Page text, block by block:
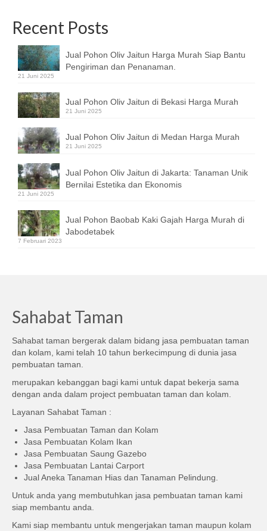
Recent Posts
Jual Pohon Oliv Jaitun Harga Murah Siap Bantu
Pengiriman dan Penanaman.
21 Juni 2025
Jual Pohon Oliv Jaitun di Bekasi Harga Murah
21 Juni 2025
Jual Pohon Oliv Jaitun di Medan Harga Murah
21 Juni 2025
Jual Pohon Oliv Jaitun di Jakarta: Tanaman Unik
Bernilai Estetika dan Ekonomis
21 Juni 2025
Jual Pohon Baobab Kaki Gajah Harga Murah di
Jabodetabek
7 Februari 2023
Sahabat Taman
Sahabat taman bergerak dalam bidang jasa pembuatan taman
dan kolam, kami telah 10 tahun berkecimpung di dunia jasa
pembuatan taman.
merupakan kebanggan bagi kami untuk dapat bekerja sama
dengan anda dalam project pembuatan taman dan kolam.
Layanan Sahabat Taman :
Jasa Pembuatan Taman dan Kolam
Jasa Pembuatan Kolam Ikan
Jasa Pembuatan Saung Gazebo
Jasa Pembuatan Lantai Carport
Jual Aneka Tanaman Hias dan Tanaman Pelindung.
Untuk anda yang membutuhkan jasa pembuatan taman kami
siap membantu anda.
Kami siap membantu untuk mengerjakan taman maupun kolam